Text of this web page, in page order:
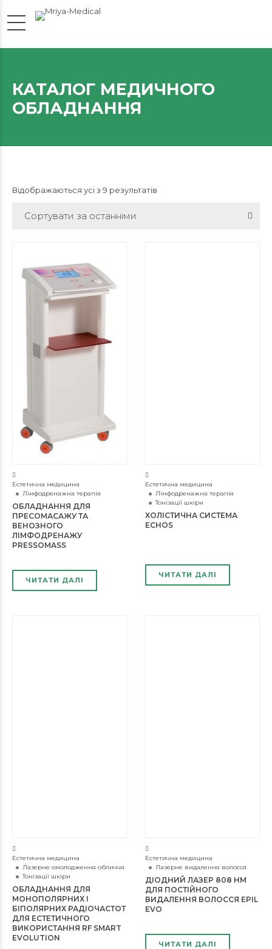
КАТАЛОГ МЕДИЧНОГО
ОБЛАДНАННЯ
Відображаються усі з 9 результатів
Сортувати за останніми
Естетична медицина
Лімфодренажна терапія
ОБЛАДНАННЯ ДЛЯ
ПРЕСОМАСАЖУ ТА
ВЕНОЗНОГО
ЛІМФОДРЕНАЖУ
PRESSOMASS
ЧИТАТИ ДАЛІ
Естетична медицина
Лімфодренажна терапія
Тонізації шкіри
ХОЛІСТИЧНА СИСТЕМА
ECHOS
ЧИТАТИ ДАЛІ
Естетична медицина
Лазерне омолодження обличчя
Тонізації шкіри
ОБЛАДНАННЯ ДЛЯ
МОНОПОЛЯРНИХ І
БІПОЛЯРНИХ РАДІОЧАСТОТ
ДЛЯ ЕСТЕТИЧНОГО
ВИКОРИСТАННЯ RF SMART
EVOLUTION
Естетична медицина
Лазерне видалення волосся
ДІОДНИЙ ЛАЗЕР 808 НМ
ДЛЯ ПОСТІЙНОГО
ВИДАЛЕННЯ ВОЛОССЯ EPIL
EVO
ЧИТАТИ ДАЛІ